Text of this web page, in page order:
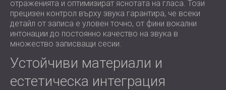
отраженията и оптимизират яснотата на гласа. Този
прецизен контрол върху звука гарантира, че всеки
детайл от записа е уловен точно, от фини вокални
интонации до постоянно качество на звука в
множество записващи сесии.
Устойчиви материали и
естетическа интеграция